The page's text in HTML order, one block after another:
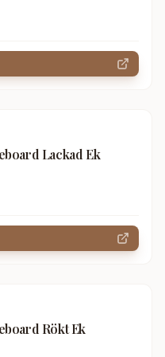
Lackad Ek
Rökt Ek